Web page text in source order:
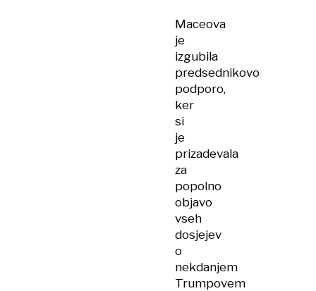
Maceova
je
izgubila
predsednikovo
podporo,
ker
si
je
prizadevala
za
popolno
objavo
vseh
dosjejev
o
nekdanjem
Trumpovem